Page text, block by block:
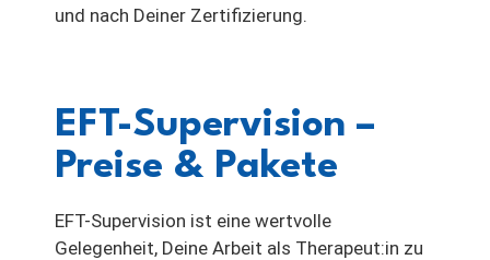
und nach Deiner Zertifizierung.
EFT-Supervision –
Preise & Pakete
EFT-Supervision ist eine wertvolle
Gelegenheit, Deine Arbeit als Therapeut:in zu